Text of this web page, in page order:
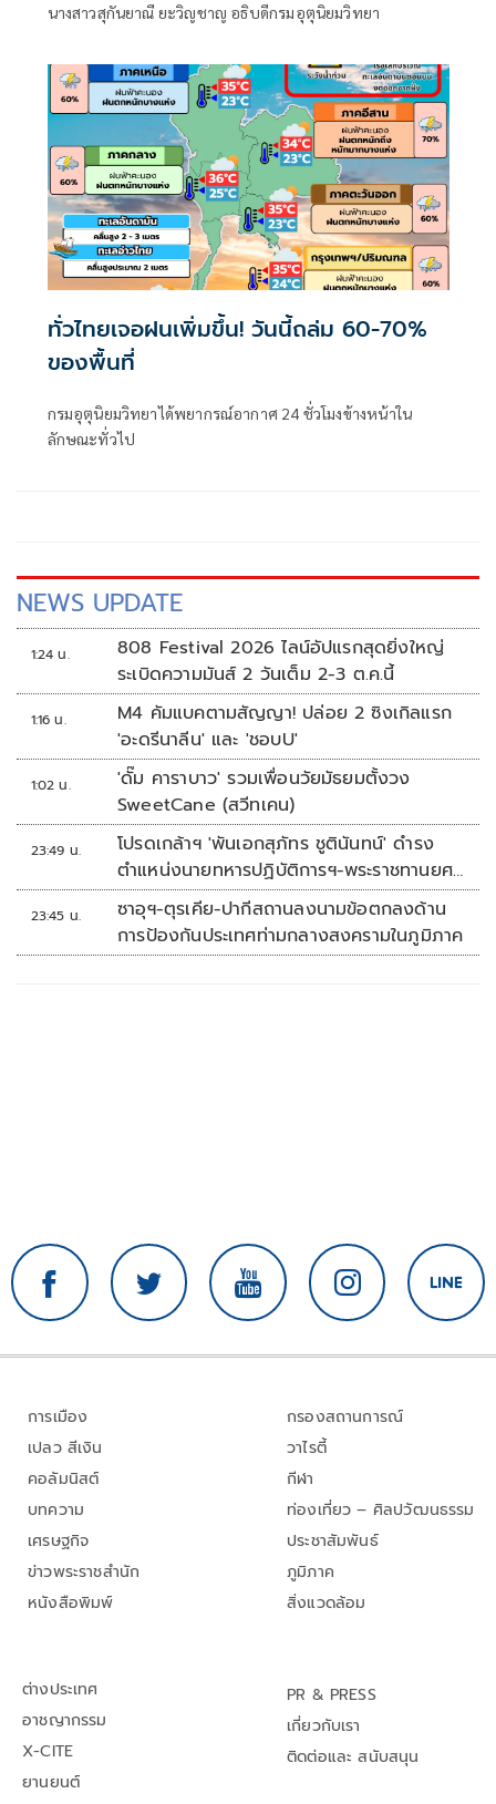
นางสาวสุกันยาณี ยะวิญชาญ อธิบดีกรมอุตุนิยมวิทยา
ทั่วไทยเจอฝนเพิ่มขึ้น! วันนี้ถล่ม 60-70%
ของพื้นที่
กรมอุตุนิยมวิทยาได้พยากรณ์อากาศ 24 ชั่วโมงข้างหน้าใน
ลักษณะทั่วไป
NEWS UPDATE
1:24 น.
808 Festival 2026 ไลน์อัปแรกสุดยิ่งใหญ่
ระเบิดความมันส์ 2 วันเต็ม 2-3 ต.ค.นี้
1:16 น.
M4 คัมแบคตามสัญญา! ปล่อย 2 ซิงเกิลแรก
'อะดรีนาลีน' และ 'ชอบU'
1:02 น.
'ดั๊ม คาราบาว' รวมเพื่อนวัยมัธยมตั้งวง
SweetCane (สวีทเคน)
23:49 น.
โปรดเกล้าฯ 'พันเอกสุภัทร ชูตินันทน์' ดำรง
ตำแหน่งนายทหารปฏิบัติการฯ-พระราชทานยศ
'พลตรี'
23:45 น.
ซาอุฯ-ตุรเคีย-ปากีสถานลงนามข้อตกลงด้าน
การป้องกันประเทศท่ามกลางสงครามในภูมิภาค
การเมือง
เปลว สีเงิน
คอลัมนิสต์
บทความ
เศรษฐกิจ
ข่าวพระราชสำนัก
หนังสือพิมพ์
กรองสถานการณ์
วาไรตี้
กีฬา
ท่องเที่ยว – ศิลปวัฒนธรรม
ประชาสัมพันธ์
ภูมิภาค
สิ่งแวดล้อม
ต่างประเทศ
อาชญากรรม
X-CITE
ยานยนต์
PR & PRESS
เกี่ยวกับเรา
ติดต่อและ สนับสนุน